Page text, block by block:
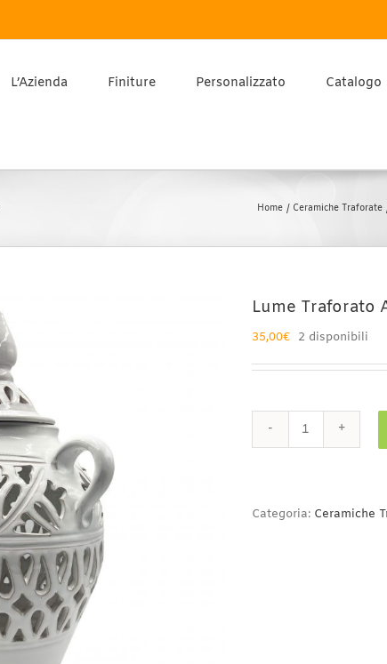
L’Azienda Finiture Personalizzato Catalogo
Home Ceramiche Traforate
Lume Traforato
35,00€ 2 disponibili
Lume
E
Categoria: Ceramiche